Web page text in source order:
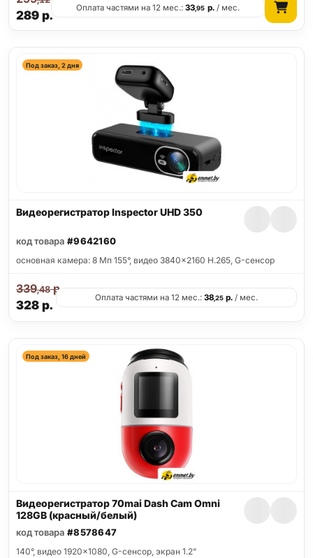
289р.
Оплата частями на 12 мес.:33,95 р./ мес.
Под заказ, 2 дня
Видеорегистратор Inspector UHD 350
код товара #9642160
основная камера: 8 Мп 155°, видео 3840x2160 H.265, G-сенсор
328р.
339,48р.
Оплата частями на 12 мес.: 38,25р./ мес.
Под заказ, 16 дней
Видеорегистратор 70mai Dash Cam Omni
128GB (красный/белый)
код товара #8578647
140°, видео 1920x1080, G-сенсор, экран 1.2"